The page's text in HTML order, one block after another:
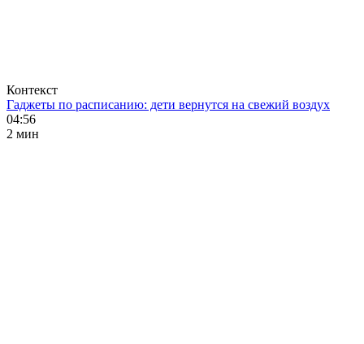
Контекст
Гаджеты по расписанию: дети вернутся на свежий воздух
04:56
2 мин